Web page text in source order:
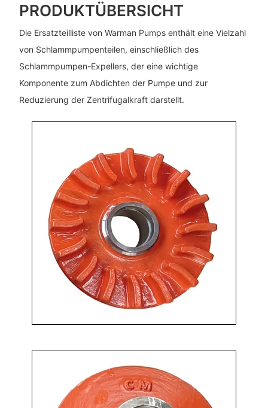
PRODUKTÜBERSICHT
Die Ersatzteilliste von Warman Pumps enthält eine Vielzahl
von Schlammpumpenteilen, einschließlich des
Schlammpumpen-Expellers, der eine wichtige
Komponente zum Abdichten der Pumpe und zur
Reduzierung der Zentrifugalkraft darstellt.